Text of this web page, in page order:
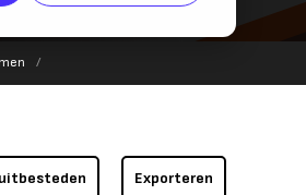
Exporteren